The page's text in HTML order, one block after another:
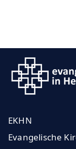
EKHN
Evangelische